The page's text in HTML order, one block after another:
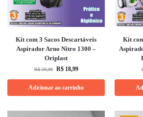
Kit com 3 Sacos Descartáveis
Aspirador Arno Nitro 1300 –
Oriplast
R$29,99 R$18,99
Adicionar ao carrinho
Kit